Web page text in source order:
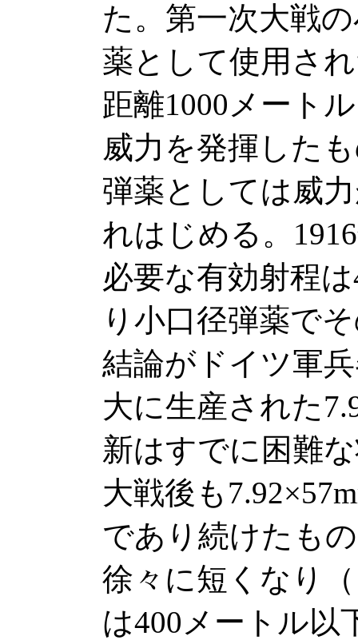
た。第一次大戦
薬として使用さ
距離1000メート
威力を発揮した
弾薬としては威
れはじめる。
必要な有効射程
り小口径弾薬で
結論がドイツ軍
大に生産された
新はすでに困難
大戦後も
であり続けたも
徐々に短くなり
は400メートル以